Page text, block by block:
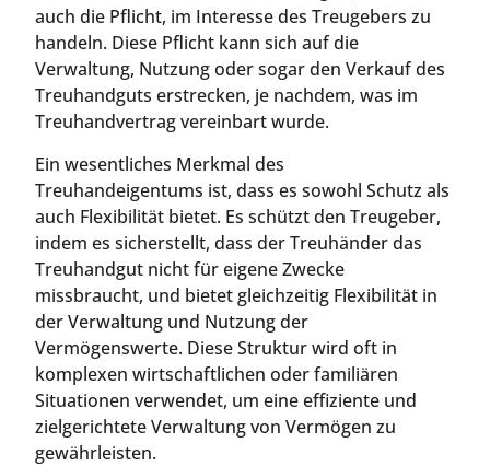
auch die Pflicht, im Interesse des Treugebers zu
handeln. Diese Pflicht kann sich auf die
Verwaltung, Nutzung oder sogar den Verkauf des
Treuhandguts erstrecken, je nachdem, was im
Treuhandvertrag vereinbart wurde.
Ein wesentliches Merkmal des
Treuhandeigentums ist, dass es sowohl Schutz als
auch Flexibilität bietet. Es schützt den Treugeber,
indem es sicherstellt, dass der Treuhänder das
Treuhandgut nicht für eigene Zwecke
missbraucht, und bietet gleichzeitig Flexibilität in
der Verwaltung und Nutzung der
Vermögenswerte. Diese Struktur wird oft in
komplexen wirtschaftlichen oder familiären
Situationen verwendet, um eine effiziente und
zielgerichtete Verwaltung von Vermögen zu
gewährleisten.